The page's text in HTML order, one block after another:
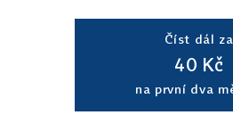
Číst dál za
40 Kč
na první dva